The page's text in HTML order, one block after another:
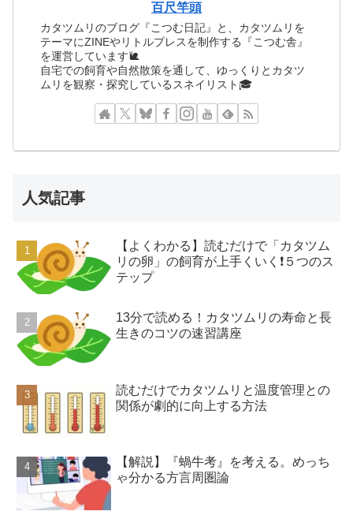
百尺竿頭
カタツムリのブログ『こつむ日記』と、カタツムリを
テーマにZINEやリトルプレスを制作する『こつむ舎』
を運営しています🐌
自宅での飼育や自然散策を通して、ゆっくりとカタツ
ムリを観察・探究しているスネイリスト🎓
人気記事
【よくわかる】読むだけで「カタツム
リの卵」の飼育が上手くいく❗️５つのス
テップ
13分で読める！カタツムリの寿命と長
生きのコツの速習講座
読むだけでカタツムリと温度管理との
関係が劇的に向上する方法
【解説】『蝸牛考』を考える。めっち
ゃ分かる方言周圏論